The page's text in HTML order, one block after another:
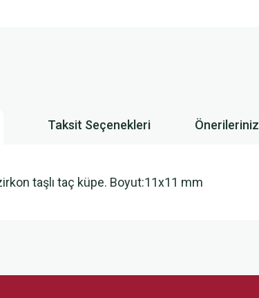
Taksit Seçenekleri Önerileriniz
taşlı taç küpe. Boyut:11x11 mm